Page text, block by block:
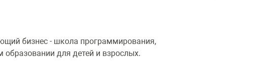
бизнес - школа программирования,
для детей и взрослых.